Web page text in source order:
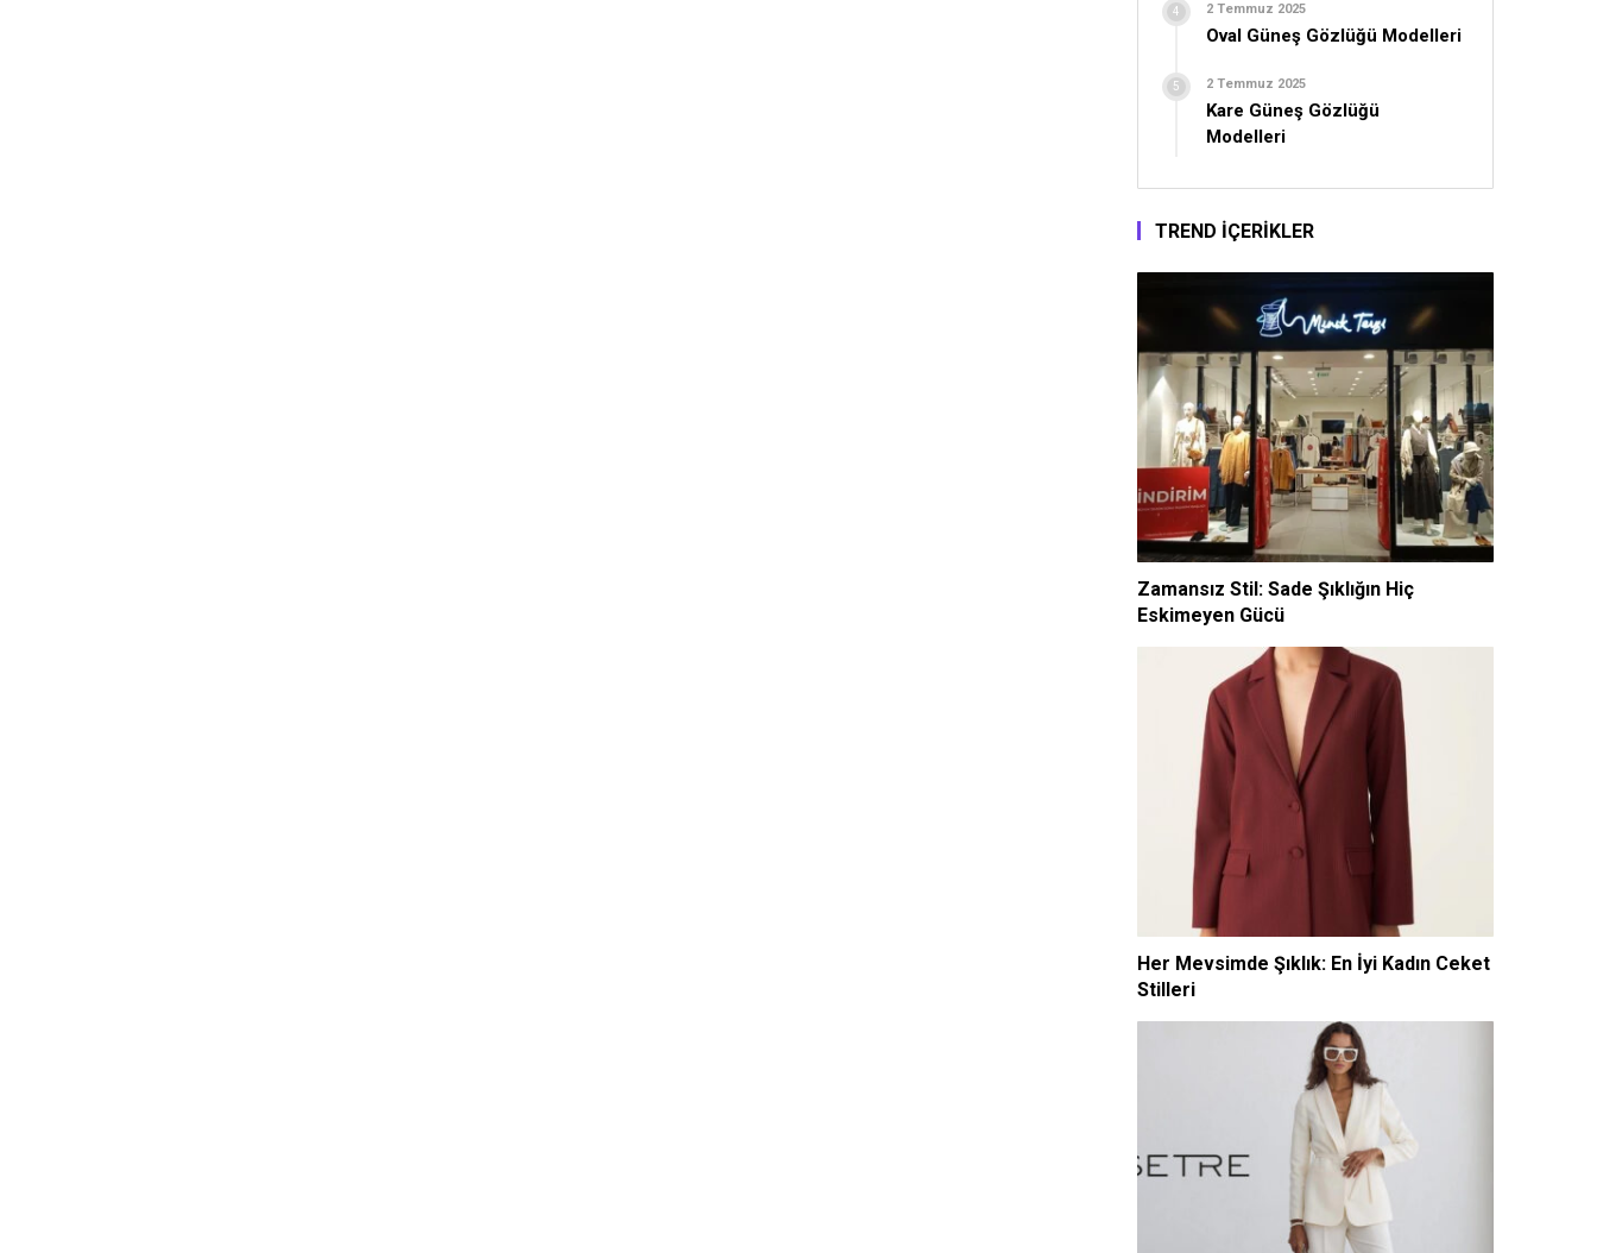
2 Temmuz 2025
Oval Güneş Gözlüğü Modelleri
2 Temmuz 2025
Kare Güneş Gözlüğü
Modelleri
TREND İÇERİKLER
Zamansız Stil: Sade Şıklığın Hiç
Eskimeyen Gücü
Her Mevsimde Şıklık: En İyi Kadın Ceket
Stilleri